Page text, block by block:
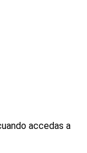
accedas a